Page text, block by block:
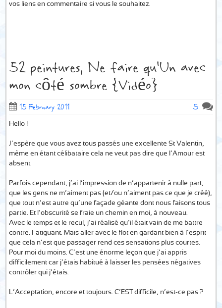
vos liens en commentaire si vous le souhaitez.
52 peintures, Ne faire qu’Un avec
mon côté sombre {Vidéo}
15 February 2011 5
Hello !
J’espère que vous avez tous passés une excellente St Valentin,
même en étant célibataire cela ne veut pas dire que l’Amour est
absent.
Parfois cependant, j’ai l’impression de n’appartenir à nulle part,
que les gens ne m’aiment pas (et/ou n’aiment pas ce que je créé),
que tout n’est autre qu’une façade géante dont nous faisons tous
partie. Et l’obscurité se fraie un chemin en moi, à nouveau.
Avec le temps et le recul, j’ai réalisé qu’il était vain de me battre
contre. Fatiguant. Mais aller avec le flot en gardant bien à l’esprit
que cela n’est que passager rend ces sensations plus courtes.
Pour moi du moins. C’est une énorme leçon que j’ai appris
difficilement car j’étais habitué à laisser les pensées négatives
contrôler qui j’étais.
L’Acceptation, encore et toujours. C’EST difficile, n’est-ce pas ?